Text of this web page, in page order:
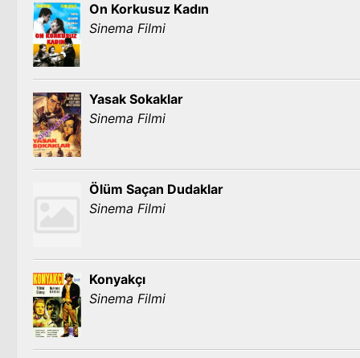
On Korkusuz Kadın
Sinema Filmi
Yasak Sokaklar
Sinema Filmi
Ölüm Saçan Dudaklar
Sinema Filmi
Konyakçı
Sinema Filmi